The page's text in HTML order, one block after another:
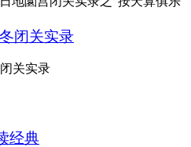
闭关实录
经典